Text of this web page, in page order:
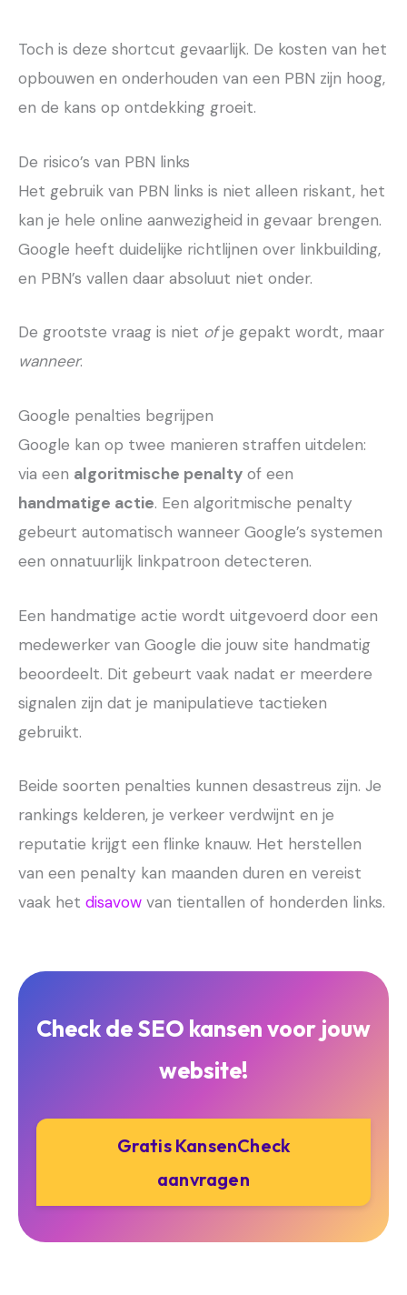
Toch is deze shortcut gevaarlijk. De kosten van het
opbouwen en onderhouden van een PBN zijn hoog,
en de kans op ontdekking groeit.
De risico’s van PBN links
Het gebruik van PBN links is niet alleen riskant, het
kan je hele online aanwezigheid in gevaar brengen.
Google heeft duidelijke richtlijnen over linkbuilding,
en PBN’s vallen daar absoluut niet onder.
De grootste vraag is niet ofje gepakt wordt, maar
wanneer.
Google penalties begrijpen
Google kan op twee manieren straffen uitdelen:
via een algoritmische penalty of een
handmatige actie. Een algoritmische penalty
gebeurt automatisch wanneer Google’s systemen
een onnatuurlijk linkpatroon detecteren.
Een handmatige actie wordt uitgevoerd door een
medewerker van Google die jouw site handmatig
beoordeelt. Dit gebeurt vaak nadat er meerdere
signalen zijn dat je manipulatieve tactieken
gebruikt.
Beide soorten penalties kunnen desastreus zijn. Je
rankings kelderen, je verkeer verdwijnt en je
reputatie krijgt een flinke knauw. Het herstellen
van een penalty kan maanden duren en vereist
vaak het disavow van tientallen of honderden links.
Check de SEO kansen voor jouw
website!
Gratis KansenCheck
aanvragen